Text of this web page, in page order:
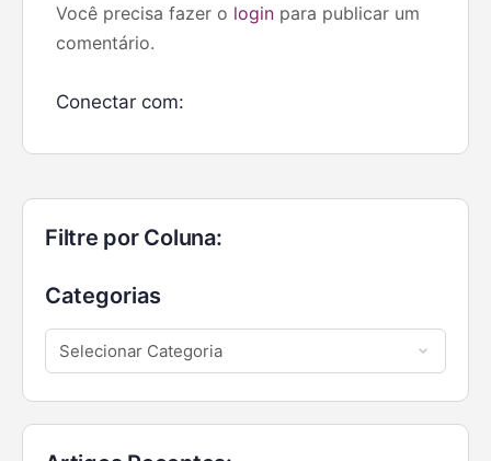
Você precisa fazer o login para publicar um
comentário.
Conectar com:
Filtre por Coluna:
Categorias